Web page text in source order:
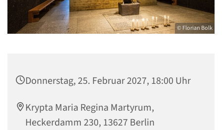
© Florian Bolk
Donnerstag, 25. Februar 2027, 18:00 Uhr
Krypta Maria Regina Martyrum,
Heckerdamm 230, 13627 Berlin